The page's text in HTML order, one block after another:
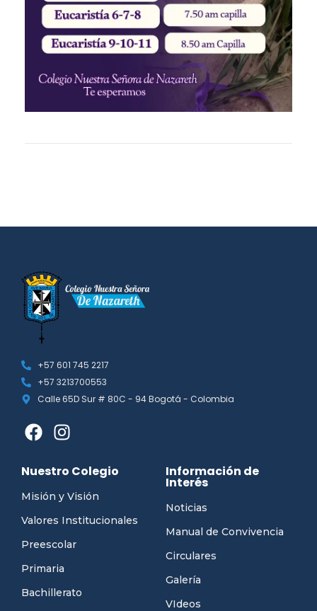
+57 601 745 2217
+57 3213700553
Calle 65D Sur # 80C - 94 Bogotá - Colombia
Nuestro Colegio
Misión y Visión
Valores Institucionales
Preescolar
Primaria
Bachillerato
Información de
Interés
Noticias
Manual de Convivencia
Circulares
Galería
VIdeos